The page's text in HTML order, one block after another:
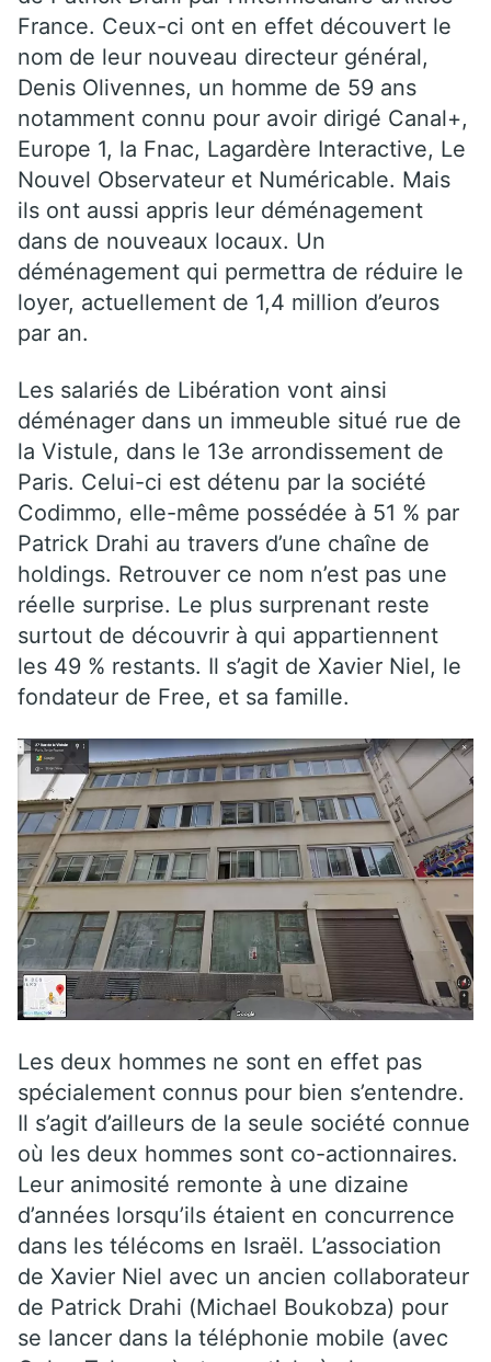
France. Ceux-ci ont en effet découvert le
nom de leur nouveau directeur général,
Denis Olivennes, un homme de 59 ans
notamment connu pour avoir dirigé Canal+,
Europe 1, la Fnac, Lagardère Interactive, Le
Nouvel Observateur et Numéricable. Mais
ils ont aussi appris leur déménagement
dans de nouveaux locaux. Un
déménagement qui permettra de réduire le
loyer, actuellement de 1,4 million d’euros
par an.
Les salariés de Libération vont ainsi
déménager dans un immeuble situé rue de
la Vistule, dans le 13e arrondissement de
Paris. Celui-ci est détenu par la société
Codimmo, elle-même possédée à 51 % par
Patrick Drahi au travers d’une chaîne de
holdings. Retrouver ce nom n’est pas une
réelle surprise. Le plus surprenant reste
surtout de découvrir à qui appartiennent
les 49 % restants. Il s’agit de Xavier Niel, le
fondateur de Free, et sa famille.
Les deux hommes ne sont en effet pas
spécialement connus pour bien s’entendre.
Il s’agit d’ailleurs de la seule société connue
où les deux hommes sont co-actionnaires.
Leur animosité remonte à une dizaine
d’années lorsqu’ils étaient en concurrence
dans les télécoms en Israël. L’association
de Xavier Niel avec un ancien collaborateur
de Patrick Drahi (Michael Boukobza) pour
se lancer dans la téléphonie mobile (avec